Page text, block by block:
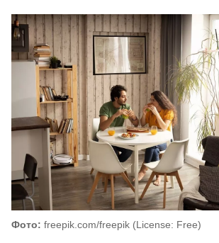
Фото: freepik.com/freepik (License: Free)